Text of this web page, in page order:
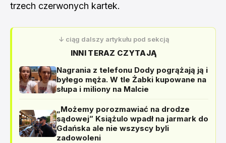
trzech czerwonych kartek.
↓ ciąg dalszy artykułu pod sekcją
INNI TERAZ CZYTAJĄ
Nagrania z telefonu Dody pogrążają ją i
byłego męża. W tle Żabki kupowane na
słupa i miliony na Malcie
„Możemy porozmawiać na drodze
sądowej” Książulo wpadł na jarmark do
Gdańska ale nie wszyscy byli
zadowoleni